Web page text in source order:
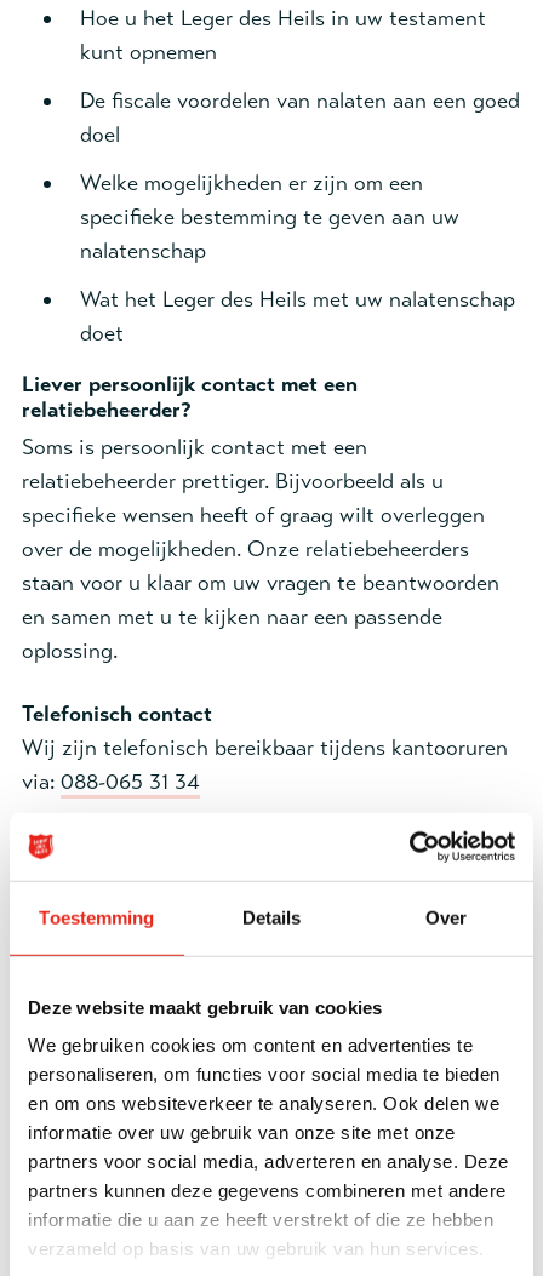
Toestemming Details Over
Deze website maakt gebruik van cookies
We gebruiken cookies om content en advertenties te
personaliseren, om functies voor social media te bieden
en om ons websiteverkeer te analyseren. Ook delen we
informatie over uw gebruik van onze site met onze
partners voor social media, adverteren en analyse. Deze
partners kunnen deze gegevens combineren met andere
informatie die u aan ze heeft verstrekt of die ze hebben
verzameld op basis van uw gebruik van hun services.
Hoe u het Leger des Heils in uw testament
kunt opnemen
De fiscale voordelen van nalaten aan een goed
doel
Welke mogelijkheden er zijn om een
specifieke bestemming te geven aan uw
nalatenschap
Wat het Leger des Heils met uw nalatenschap
doet
Liever persoonlijk contact met een
relatiebeheerder?
Soms is persoonlijk contact met een
relatiebeheerder prettiger. Bijvoorbeeld als u
specifieke wensen heeft of graag wilt overleggen
over de mogelijkheden. Onze relatiebeheerders
staan voor u klaar om uw vragen te beantwoorden
en samen met u te kijken naar een passende
oplossing.
Telefonisch contact
Wij zijn telefonisch bereikbaar tijdens kantooruren
via: 088-065 31 34
E-mail
Stuur uw vraag per e-mail naar:
nalaten@legerdesheils.nl
Buiten kantooruren kunt u onscontactformulier
invullen. Wij nemen dan zo spoedig mogelijk (op de
eerstvolgende werkdag) contact met u op.
Een persoonlijk gesprek
Wilt u liever een persoonlijk en vrijblijvend gesprek?
Onze relatiebeheerders kunnen u persoonlijk
begeleiden bij alle aspecten van nalaten. We